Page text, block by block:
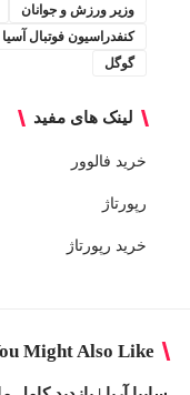
وزیر ورزش و جوانان
کنفدراسیون فوتبال آسیا
گوگل
لینک های مفید
خرید فالوور
رپورتاژ
خرید رپورتاژ
Might Also Like